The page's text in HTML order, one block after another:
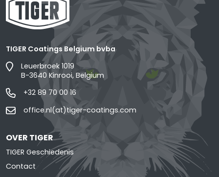
TIGER Coatings Belgium bvba
Leuerbroek 1019
B-3640 Kinrooi, Belgium
+32 89 70 00 16
office.nl(at)tiger-coatings.com
OVER TIGER
TIGER Geschiedenis
Contact